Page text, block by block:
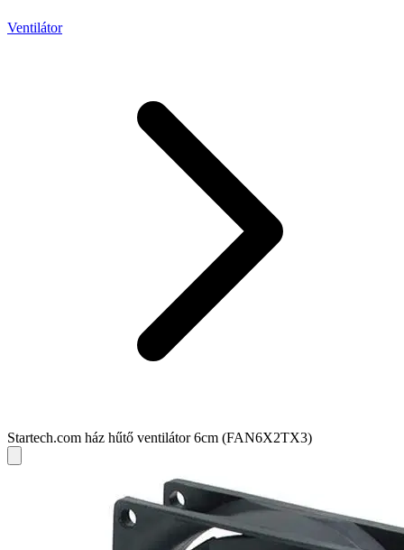
Ventilátor
Startech.com ház hűtő ventilátor 6cm (FAN6X2TX3)